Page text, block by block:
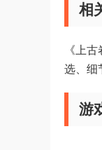
相
《上
选、细
游